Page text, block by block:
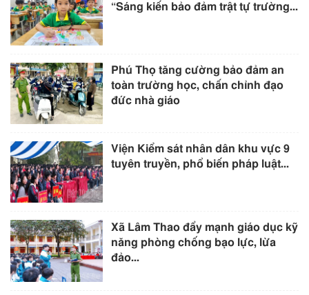
“Sáng kiến bảo đảm trật tự trường...
Phú Thọ tăng cường bảo đảm an
toàn trường học, chấn chỉnh đạo
đức nhà giáo
Viện Kiểm sát nhân dân khu vực 9
tuyên truyền, phổ biến pháp luật...
Xã Lâm Thao đẩy mạnh giáo dục kỹ
năng phòng chống bạo lực, lừa
đảo...